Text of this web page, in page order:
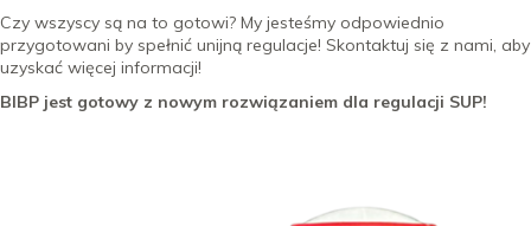
Czy wszyscy są na to gotowi? My jesteśmy odpowiednio
przygotowani by spełnić unijną regulacje! Skontaktuj się z nami, aby
uzyskać więcej informacji!
BIBP jest gotowy z nowym rozwiązaniem dla regulacji SUP!